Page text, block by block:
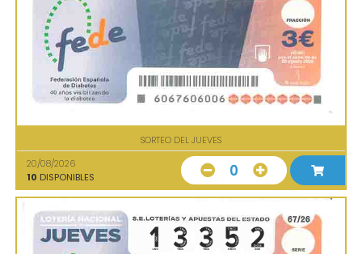
SORTEO DEL JUEVES
20/08/2026
10 DISPONIBLES 0